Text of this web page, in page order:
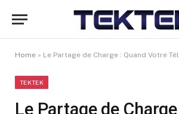
Home » Le Partage de Charge : Quand Votre
TEKTEK
Le Partage de